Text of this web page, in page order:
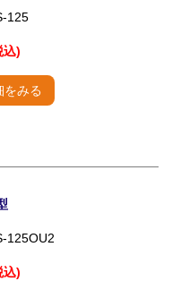
125
込)
をみる
125OU2
込)